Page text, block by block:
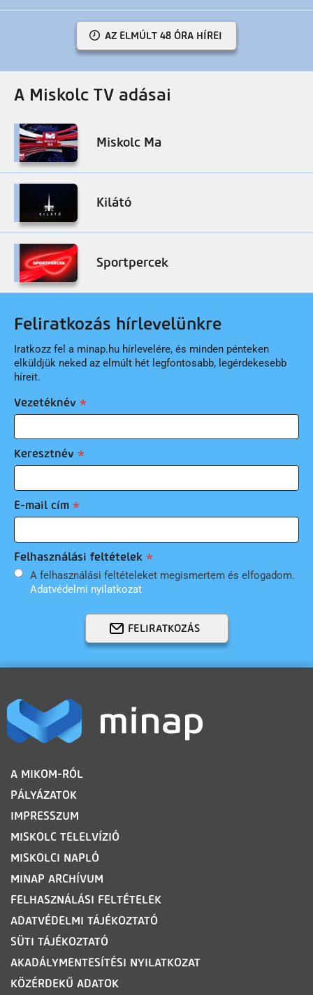
AZ ELMÚLT 48 ÓRA HÍREI
A Miskolc TV adásai
Miskolc Ma
Kilátó
Sportpercek
Feliratkozás hírlevelünkre
Iratkozz fel a minap.hu hírlevelére, és minden pénteken
elküldjük neked az elmúlt hét legfontosabb, legérdekesebb
híreit.
Vezetéknév
Keresztnév
E-mail cím
Felhasználási feltételek
A felhasználási feltételeket megismertem és elfogadom.
Adatvédelmi nyilatkozat
FELIRATKOZÁS
LÁBLÉC
A MIKOM-RÓL
PÁLYÁZATOK
IMPRESSZUM
MISKOLC TELELVÍZIÓ
MISKOLCI NAPLÓ
MINAP ARCHÍVUM
FELHASZNÁLÁSI FELTÉTELEK
ADATVÉDELMI TÁJÉKOZTATÓ
SÜTI TÁJÉKOZTATÓ
AKADÁLYMENTESÍTÉSI NYILATKOZAT
KÖZÉRDEKŰ ADATOK